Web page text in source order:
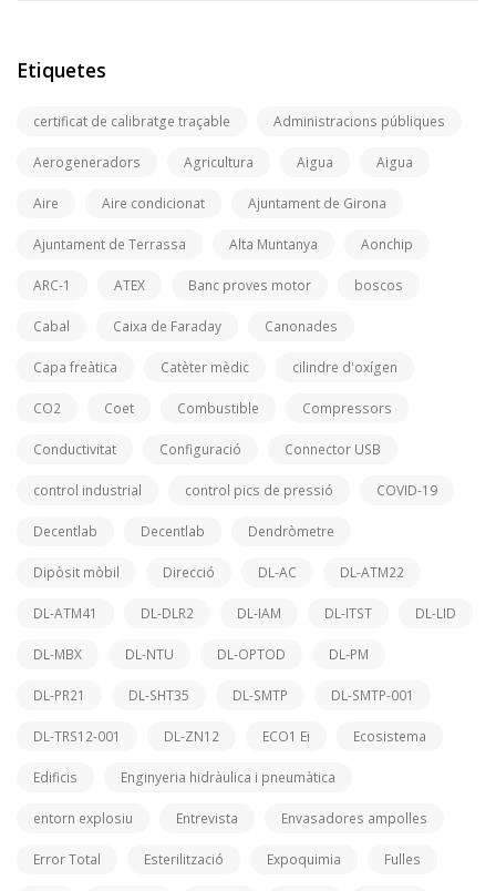
Etiquetes
certificat de calibratge traçable Administracions públiques
Aerogeneradors Agricultura Aigua Aigua
Aire Aire condicionat Ajuntament de Girona
Ajuntament de Terrassa Alta Muntanya Aonchip
ARC-1 ATEX Banc proves motor boscos
Cabal Caixa de Faraday Canonades
Capa freàtica Catèter mèdic cilindre d'oxígen
CO2 Coet Combustible Compressors
Conductivitat Configuració Connector USB
control industrial control pics de pressió COVID-19
Decentlab Decentlab Dendròmetre
Dipòsit mòbil Direcció DL-AC DL-ATM22
DL-ATM41 DL-DLR2 DL-IAM DL-ITST DL-LID
DL-MBX DL-NTU DL-OPTOD DL-PM
DL-PR21 DL-SHT35 DL-SMTP DL-SMTP-001
DL-TRS12-001 DL-ZN12 ECO1 Ei Ecosistema
Edificis Enginyeria hidràulica i pneumàtica
entorn explosiu Entrevista Envasadores ampolles
Error Total Esterilització Expoquimia Fulles